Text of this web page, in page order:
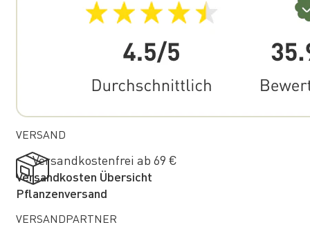
VERSAND
Versandkostenfrei ab 69 €
Versandkosten Übersicht
Pflanzenversand
VERSANDPARTNER